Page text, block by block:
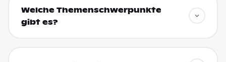
Welche Themenschwerpunkte
gibt es?